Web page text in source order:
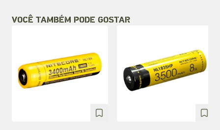
VOCÊ TAMBÉM PODE GOSTAR